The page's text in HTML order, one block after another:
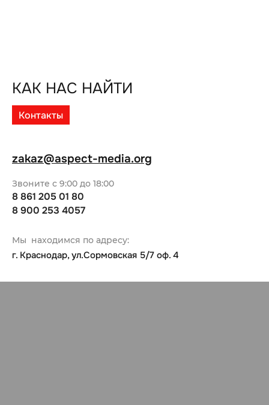
КАК НАС НАЙТИ
Контакты
Мы находимся по адресу:
г. Краснодар, ул.Сормовская 5/7 оф. 4
Звоните с 9:00 до 18:00
8 861 205 01 80
8 900 253 4057
zakaz@aspect-media.org